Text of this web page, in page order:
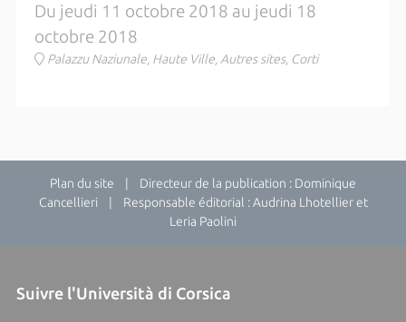
Du jeudi 11 octobre 2018 au jeudi 18
octobre 2018
Palazzu Naziunale, Haute Ville, Autres sites, Corti
Plan du site | Directeur de la publication : Dominique
Cancellieri | Responsable éditorial : Audrina Lhotellier et
Leria Paolini
Suivre l'Università di Corsica